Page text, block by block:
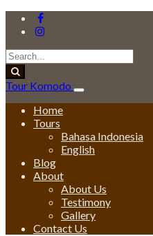
Tour Komodo
Home
Tours
Bahasa Indonesia
English
Blog
About
About Us
Testimony
Gallery
Contact Us